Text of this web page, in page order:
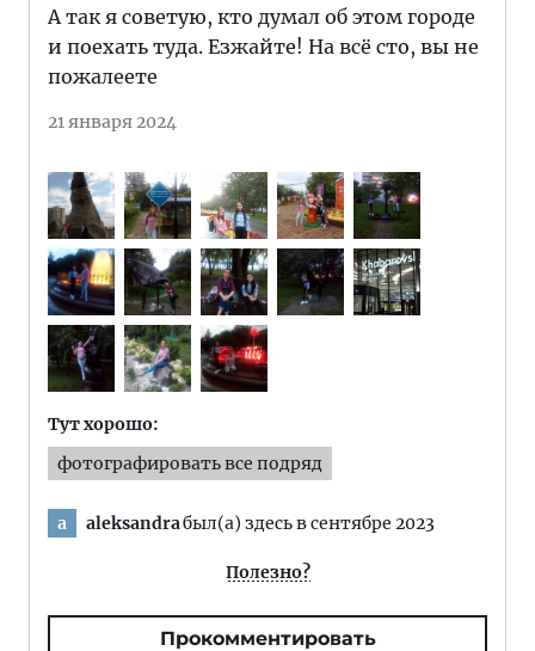
А так я советую, кто думал об этом городе
и поехать туда. Езжайте! На всё сто, вы не
пожалеете
21 января 2024
Тут хорошо:
фотографировать все подряд
a aleksandraбыл(а) здесь в сентябре 2023
Полезно?
Прокомментировать